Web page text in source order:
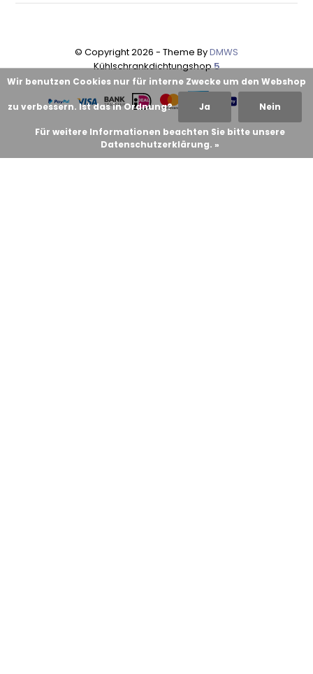
© Copyright 2026 - Theme ByDMWS
Kühlschrankdichtungshop5
Wir benutzen Cookies nur für interne Zwecke um den Webshop
zu verbessern. Ist das in Ordnung? Ja Nein
Für weitere Informationen beachten Sie bitte unsere
Datenschutzerklärung. »